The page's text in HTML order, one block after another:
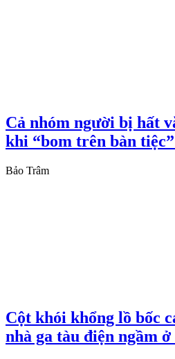
Cả nhóm người bị hất
khi “bom trên bàn
Bảo Trâm
Cột khói khổng lồ bốc
nhà ga tàu điện ngầm